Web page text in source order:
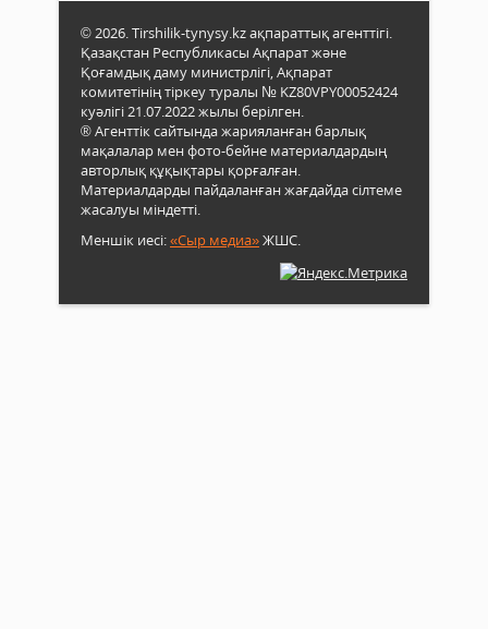
© 2026. Tirshilik-tynysy.kz ақпараттық агенттігі.
Қазақстан Республикасы Ақпарат және
Қоғамдық даму министрлігі, Ақпарат
комитетінің тіркеу туралы № KZ80VPY00052424
куәлігі 21.07.2022 жылы берілген.
® Агенттік сайтында жарияланған барлық
мақалалар мен фото-бейне материалдардың
авторлық құқықтары қорғалған.
Материалдарды пайдаланған жағдайда сілтеме
жасалуы міндетті.
Меншік иесі:«Сыр медиа»ЖШС.